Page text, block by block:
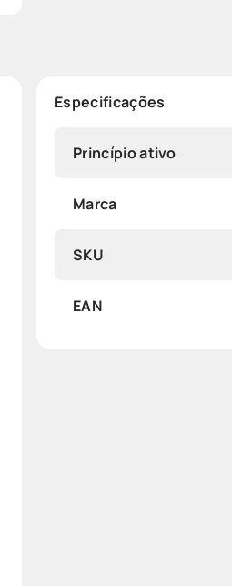
Especificações
Princípio ativo
Marca
SKU
EAN